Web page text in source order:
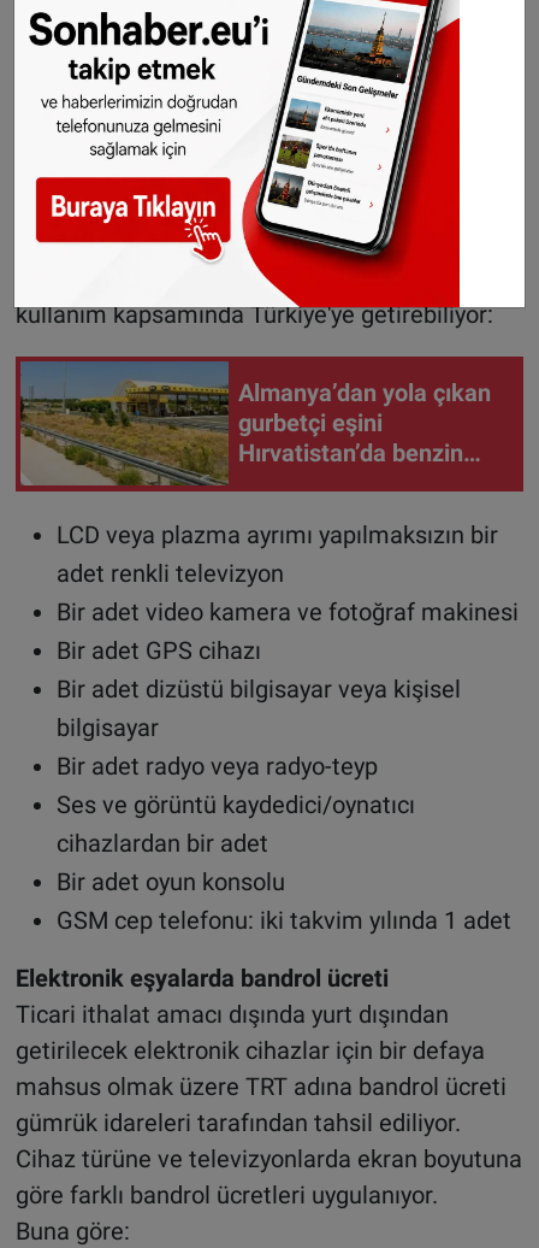
Toplam600 ml'yi aşmamakkaydıyla kolonya,
parfüm, lavanta, esans veya losyon
getirilebiliyor.
Ayrıca en fazla5 adet cilt bakım ürünü ve
makyaj malzemesiiçin muafiyet uygulanıyor.
Elektronik ve dijital eşya muafiyeti
Yolcular aşağıdaki elektronik ürünleri kişisel
kullanım kapsamında Türkiye'ye getirebiliyor:
Almanya’dan yola çıkan
gurbetçi eşini
Hırvatistan’da benzin
LCD veya plazma ayrımı yapılmaksızın bir
adet renkli televizyon
Bir adet video kamera ve fotoğraf makinesi
Bir adet GPS cihazı
Bir adet dizüstü bilgisayar veya kişisel
bilgisayar
Bir adet radyo veya radyo-teyp
Ses ve görüntü kaydedici/oynatıcı
cihazlardan bir adet
Bir adet oyun konsolu
GSM cep telefonu: iki takvim yılında 1 adet
Elektronik eşyalarda bandrol ücreti
Ticari ithalat amacı dışında yurt dışından
getirilecek elektronik cihazlar için bir defaya
mahsus olmak üzere TRT adına bandrol ücreti
gümrük idareleri tarafından tahsil ediliyor.
Cihaz türüne ve televizyonlarda ekran boyutuna
göre farklı bandrol ücretleri uygulanıyor.
Buna göre: